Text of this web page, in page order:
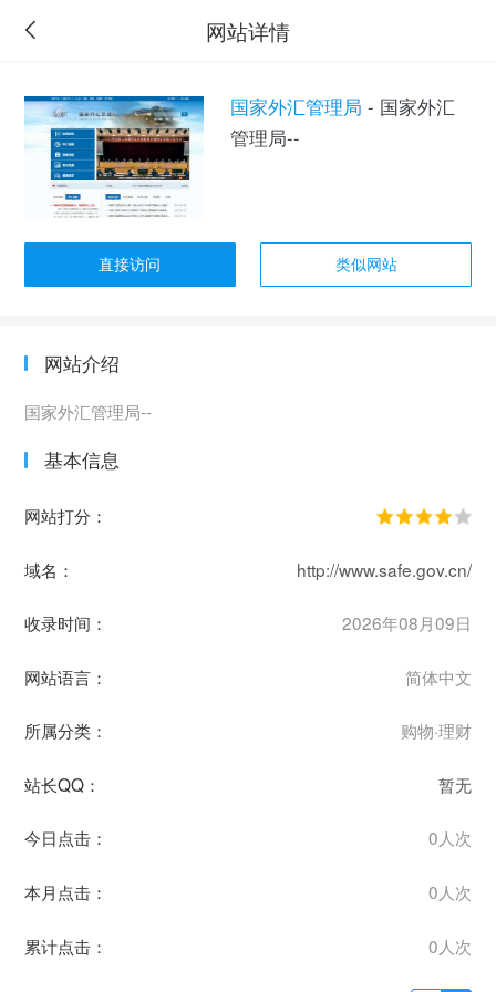
网站详情
国家外汇管理局 - 国家外汇
管理局--
直接访问 类似网站
网站介绍
国家外汇管理局--
基本信息
网站打分：
域名： http://www.safe.gov.cn/
收录时间： 2026年08月09日
网站语言： 简体中文
所属分类： 购物·理财
站长QQ： 暂无
今日点击： 0人次
本月点击： 0人次
累计点击： 0人次